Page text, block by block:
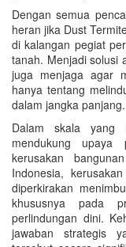
Dengan semua
heran jika Dust
di kalangan pegiat
tanah. Menjadi solusi
juga menjaga agar
hanya tentang
dalam jangka panjang.
Dalam skala yang
mendukung upaya
kerusakan
Indonesia,
diperkirakan
khususnya pada
perlindungan dini.
jawaban strategis